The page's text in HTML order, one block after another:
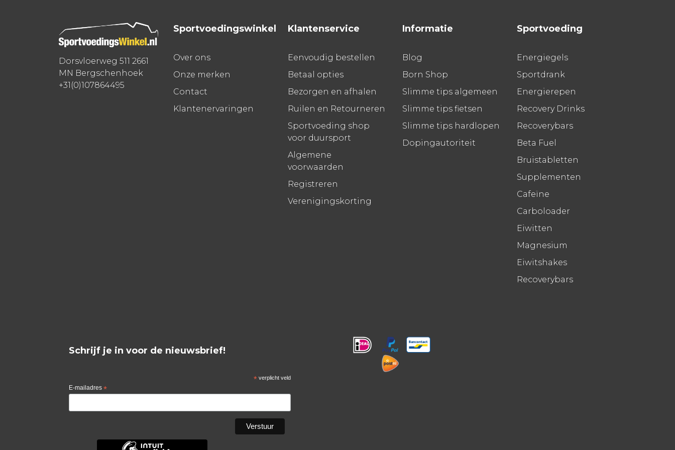
Dorsvloerweg 511 2661
MN Bergschenhoek
+31(0)107864495
Sportvoedingswinkel
Over ons
Onze merken
Contact
Klantenervaringen
Klantenservice
Eenvoudig bestellen
Betaal opties
Bezorgen en afhalen
Ruilen en Retourneren
Sportvoeding shop
voor duursport
Algemene
voorwaarden
Registreren
Verenigingskorting
Informatie
Blog
Born Shop
Slimme tips algemeen
Slimme tips fietsen
Slimme tips hardlopen
Dopingautoriteit
Sportvoeding
Energiegels
Sportdrank
Energierepen
Recovery Drinks
Recoverybars
Beta Fuel
Bruistabletten
Supplementen
Cafeïne
Carboloader
Eiwitten
Magnesium
Eiwitshakes
Recoverybars
Schrijf je in voor de nieuwsbrief!
*verplicht veld
E-mailadres *